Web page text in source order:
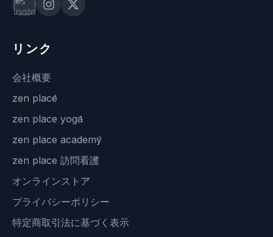
リンク
会社概要
zen place
zen place yoga
zen place academy
zen place 訪問看護
オンラインストア
プライバシーポリシー
特定商取引法に基づく表示